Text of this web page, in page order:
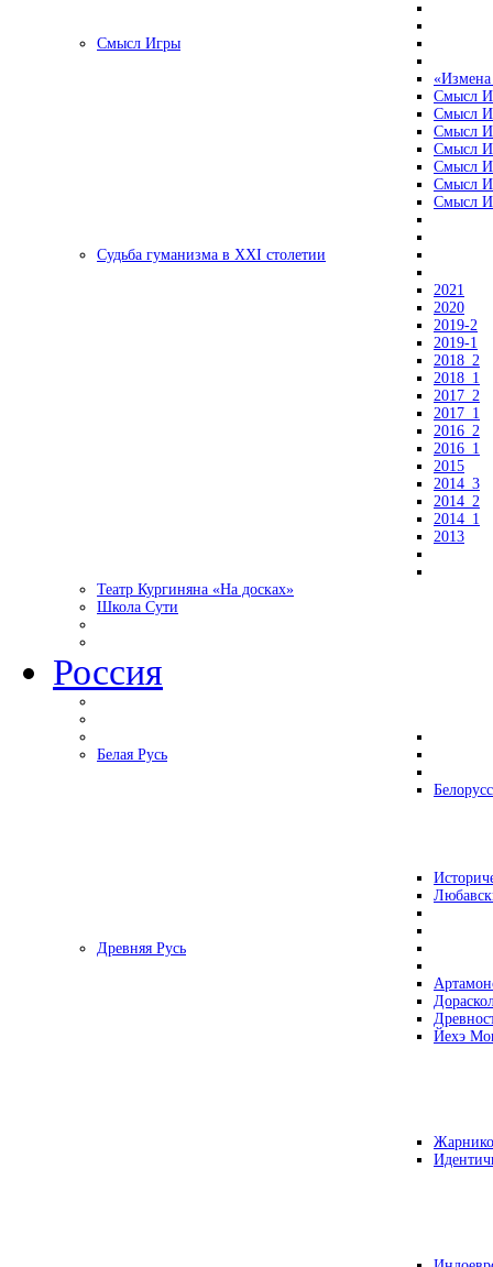
Смысл Игры
«Измена
Смысл
Смысл
Смысл
Смысл
Смысл
Смысл
Смысл
Судьба гуманизма в XXI столетии
2021
2020
2019-2
2019-1
2018_2
2018_1
2017_2
2017_1
2016_2
2016_1
2015
2014_3
2014_2
2014_1
2013
Театр Кургиняна «На досках»
Школа Сути
Россия
Белая Русь
Древняя Русь
Йехэ